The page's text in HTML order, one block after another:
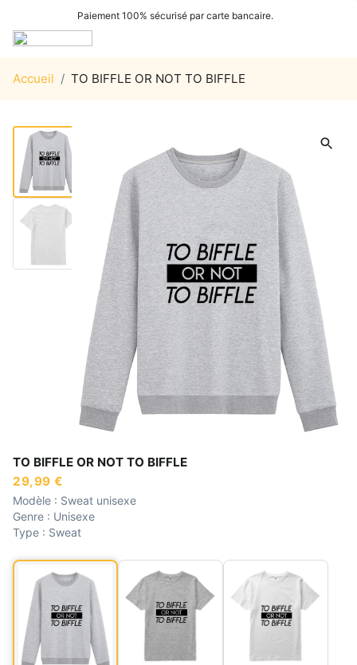
Paiement 100% sécurisé par carte bancaire.
Accueil / TO BIFFLE OR NOT TO BIFFLE
TO BIFFLE OR NOT TO BIFFLE
29,99 €
Modèle : Sweat unisexe
Genre : Unisexe
Type : Sweat